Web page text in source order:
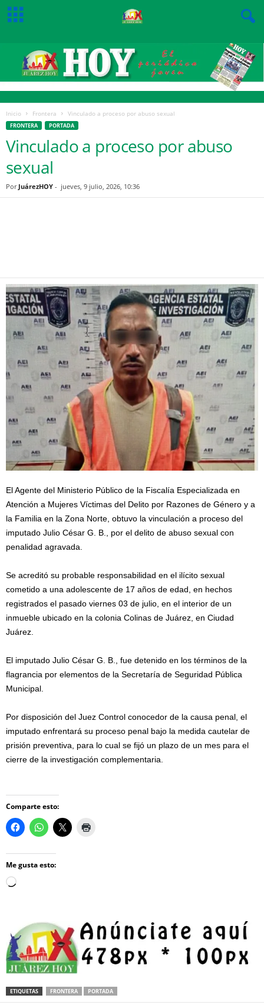
Inicio Frontera Vinculado a proceso por abuso sexual
FRONTERA PORTADA
Vinculado a proceso por abuso
sexual
Por JuárezHOY - jueves, 9 julio, 2026, 10:36
El Agente del Ministerio Público de la Fiscalía Especializada en
Atención a Mujeres Víctimas del Delito por Razones de Género y a
la Familia en la Zona Norte, obtuvo la vinculación a proceso del
imputado Julio César G. B., por el delito de abuso sexual con
penalidad agravada.
Se acreditó su probable responsabilidad en el ilícito sexual
cometido a una adolescente de 17 años de edad, en hechos
registrados el pasado viernes 03 de julio, en el interior de un
inmueble ubicado en la colonia Colinas de Juárez, en Ciudad
Juárez.
El imputado Julio César G. B., fue detenido en los términos de la
flagrancia por elementos de la Secretaría de Seguridad Pública
Municipal.
Por disposición del Juez Control conocedor de la causa penal, el
imputado enfrentará su proceso penal bajo la medida cautelar de
prisión preventiva, para lo cual se fijó un plazo de un mes para el
cierre de la investigación complementaria.
Comparte esto:
Me gusta esto:
Loading…
ETIQUETAS FRONTERA PORTADA